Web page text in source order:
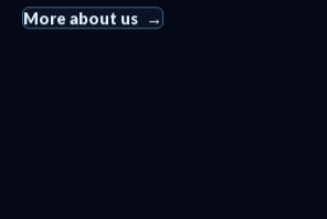
More about us